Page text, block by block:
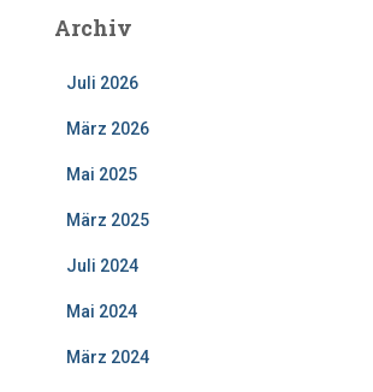
Archiv
Juli 2026
März 2026
Mai 2025
März 2025
Juli 2024
Mai 2024
März 2024